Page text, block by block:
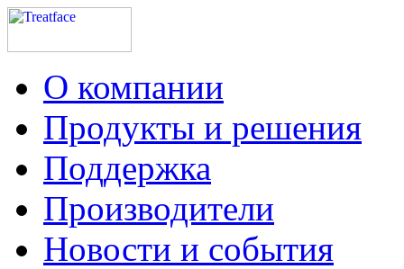
О компании
Продукты и решения
Поддержка
Производители
Новости и события